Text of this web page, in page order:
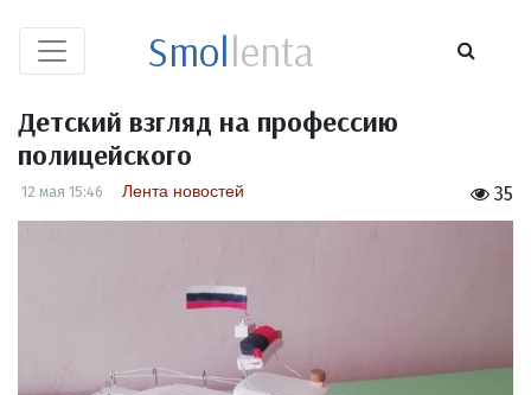
Smollenta
Детский взгляд на профессию
полицейского
35
12 мая 15:46 Лента новостей